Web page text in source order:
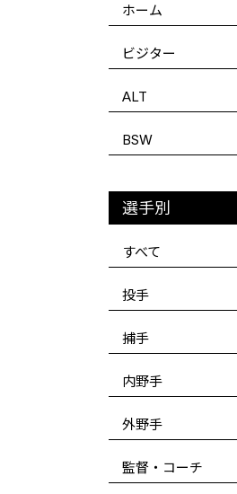
ホーム
ビジター
ALT
BSW
選手別
すべて
投手
捕手
内野手
外野手
監督・コーチ